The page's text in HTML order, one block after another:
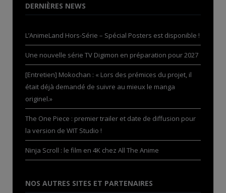
DERNIÈRES NEWS
L’AnimeLand Hors-Série – Spécial Posters est disponible !
Une nouvelle série TV Digimon en préparation pour 2027
[Entretien] Mokochan : « Lors des prémices du projet, il
était déjà demandé de suivre au mieux le manga
originel.»
The One Piece : premier trailer et date de diffusion pour
la version de WIT Studio !
Ninja Scroll : le film en 4K chez All The Anime
NOS AUTRES SITES ET PARTENAIRES